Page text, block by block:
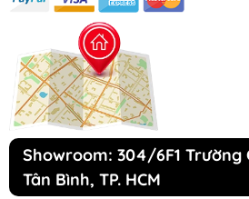
Showroom: 304/6F1 Trường
Tân Bình, TP. HCM